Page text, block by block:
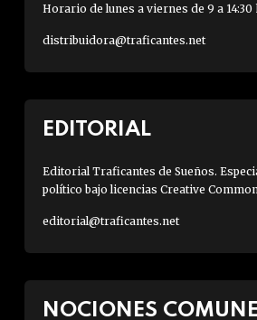
Horario de lunes a viernes de 9 a 14:30
distribuidora@traficantes.net
EDITORIAL
Editorial Traficantes de Sueños.
político bajo licencias Creative
editorial@traficantes.net
NOCIONES